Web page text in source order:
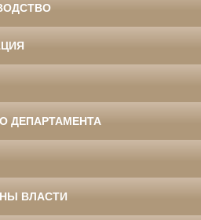
ДЕПАРТАМЕНТА
ВЛАСТИ